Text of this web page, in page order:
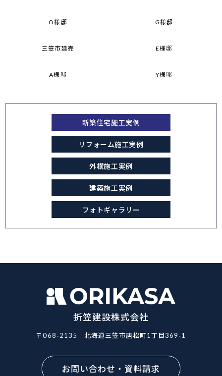
O様邸 G様邸
三笠市建売 E様邸
A様邸 Y様邸
新築住宅施工実例
リフォーム施工実例
外構施工実例
建築施工実例
フォトギャラリー
折笠建設株式会社
〒068-2135 北海道三笠市唐松町1丁目369-1
お問い合わせ・資料請求